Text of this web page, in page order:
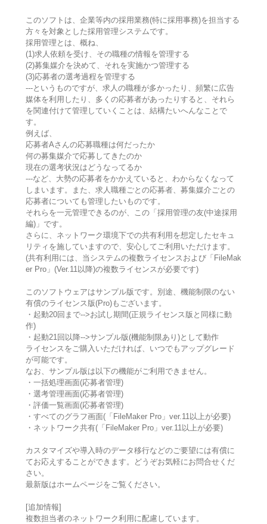
このソフトは、企業等内の採用業務(特に採用事務)を担当する
方々を対象とした採用管理システムです。
採用管理とは、概ね、
(1)求人依頼を受け、その職種の情報を管理する
(2)募集媒介を決めて、それを実施かつ管理する
(3)応募者の選考過程を管理する
---というものですが、求人の職種が多かったり、頻繁に広告
媒体を利用したり、多くの応募者があったりすると、それら
を関連付けて管理していくことは、結構たいへんなことで
す。
例えば、
応募者Aさんの応募職種は何だったか
何の募集媒介で応募してきたのか
現在の選考状況はどうなってるか
---など、大勢の応募者をかかえていると、わからなくなって
しまいます。また、求人職種ごとの応募者、募集媒介ごとの
応募者についても管理したいものです。
それらを一元管理できるのが、この「採用管理の友(中途採用
編)」です。
さらに、ネットワーク環境下での共有利用を想定したセキュ
リティを施していますので、安心してご利用いただけます。
(共有利用には、当システムの複数ライセンスおよび「FileMak
er Pro」(Ver.11以降)の複数ライセンスが必要です)
このソフトウェアはサンプル版です。別途、機能制限のない
有償のライセンス版(Pro)もございます。
・起動20回まで-->お試し期間(正規ライセンス版と同様に動
作)
・起動21回以降-->サンプル版(機能制限あり)として動作
ライセンスをご購入いただければ、いつでもアップグレード
が可能です。
なお、サンプル版は以下の機能がご利用できません。
・一括処理画面(応募者管理)
・選考管理画面(応募者管理)
・評価一覧画面(応募者管理)
・すべてのグラフ画面(「FileMaker Pro」ver.11以上が必要)
・ネットワーク共有(「FileMaker Pro」ver.11以上が必要)
カスタマイズや導入時のデータ移行などのご要望には有償に
てお応えすることができます。どうぞお気軽にお問合せくだ
さい。
最新版はホームページをご覧ください。
[追加情報]
複数担当者のネットワーク利用に配慮しています。